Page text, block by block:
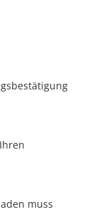
muss